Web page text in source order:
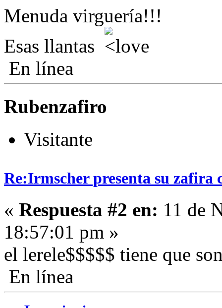
Menuda virguería!!!
Esas llantas
En línea
Rubenzafiro
Visitante
Re:Irmscher presenta su zafira
« Respuesta #2 en: 11 de
18:57:01 pm »
el lerele$$$$$ tiene que
En línea